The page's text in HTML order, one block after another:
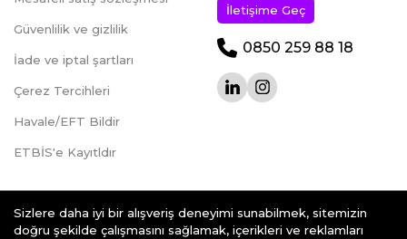
Güvenlilik ve gizlilik
İade ve iptal şartları
Çerez Tercihleri
Havale/EFT Bildir
ETBİS'e Kayıtldır
İletişime Geç
0850 259 88 18
Sizlere daha iyi bir alışveriş deneyimi sunabilmek, sitemizin
doğru şekilde çalışmasını sağlamak, içerikleri ve reklamları